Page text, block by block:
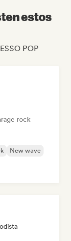
estos
POP
rock
New wave